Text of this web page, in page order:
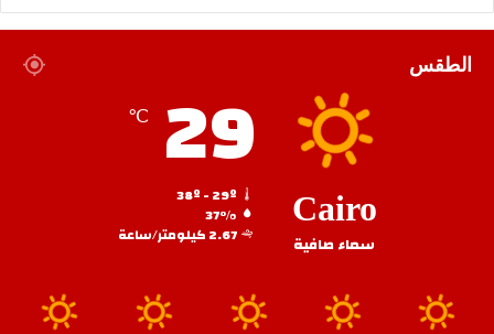
الطقس
Cairo
سماء صافية
29
℃
37%
2.67 كيلومتر/ساعة